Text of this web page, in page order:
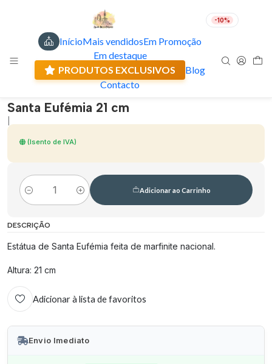
-10%
InícioMais vendidosEm Promoção
Em destaque
PRODUTOS EXCLUSIVOS
Blog
Contacto
EUR
🇵🇹 FABRICADO EM PORTUGAL
Santa Eufémia 21 cm
(Isento de IVA)
Quantidade
Adicionar ao Carrinho
DESCRIÇÃO
Estátua de Santa Eufémia feita de marfinite nacional.
Altura: 21 cm
Adicionar à lista de favoritos
Envio Imediato